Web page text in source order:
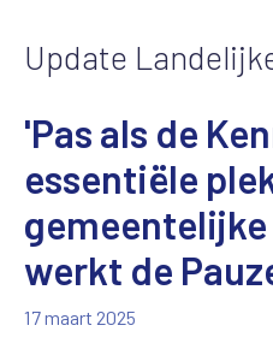
Update
'Pas als de
essentiële
werkt de
17 maart 2025